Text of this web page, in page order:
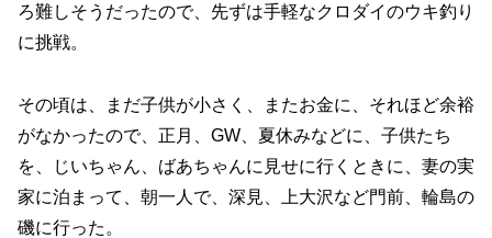
ろ難しそうだったので、先ずは手軽なクロダイのウキ釣り
に挑戦。
その頃は、まだ子供が小さく、またお金に、それほど余裕
がなかったので、正月、GW、夏休みなどに、子供たち
を、じいちゃん、ばあちゃんに見せに行くときに、妻の実
家に泊まって、朝一人で、深見、上大沢など門前、輪島の
磯に行った。